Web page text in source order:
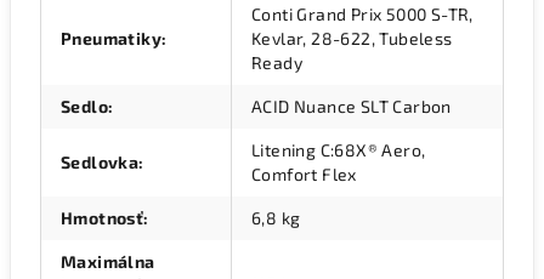
Pneumatiky:
Conti Grand Prix 5000 S-TR,
Kevlar, 28-622, Tubeless
Ready
Sedlo: ACID Nuance SLT Carbon
Sedlovka:
Litening C:68X® Aero,
Comfort Flex
Hmotnosť: 6,8 kg
Maximálna